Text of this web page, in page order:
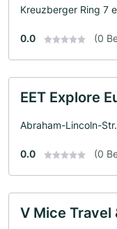
Kreuzberger Ring 7
0.0 (0
EET Explore
Abraham-Lincoln-
0.0 (0
V Mice Travel